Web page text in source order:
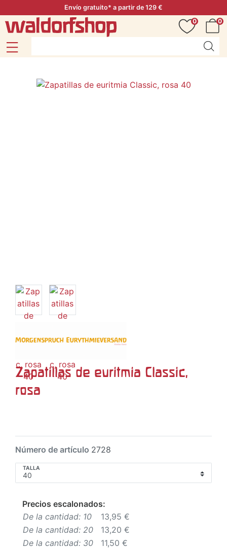
Envío gratuito* a partir de 129 €
0
0
Zapatillas de euritmia Classic,
rosa
Número de artículo 2728
TALLA
Precios escalonados:
De la cantidad: 10
13,95 €
De la cantidad: 20
13,20 €
De la cantidad: 30
11,50 €